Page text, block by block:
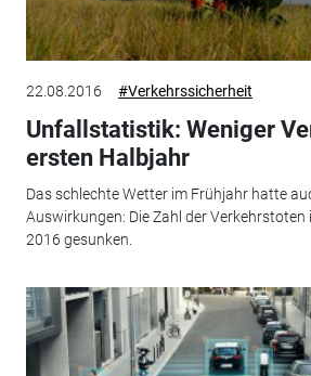
22.08.2016 #Verkehrssicherheit
Unfallstatistik: Weniger
ersten Halbjahr
Das schlechte Wetter im Frühjahr hatte
Auswirkungen: Die Zahl der
2016 gesunken.